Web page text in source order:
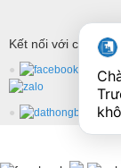
Kết nối với chúng tôi